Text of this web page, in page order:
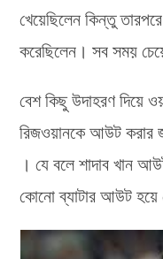
খেয়েছিলেন কিন্তু তারপরে
করেছিলেন। সব সময়
বেশ কিছু উদাহরণ দিয়ে
রিজওয়ানকে আউট করার
। যে বলে শাদাব খান
কোনো ব্যাটার আউট